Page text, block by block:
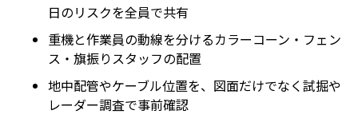
日のリスクを全員で共有
重機と作業員の動線を分けるカラーコーン・フェン
ス・旗振りスタッフの配置
地中配管やケーブル位置を、図面だけでなく試掘や
レーダー調査で事前確認